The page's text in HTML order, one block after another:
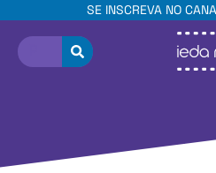
SE INSCREVA NO